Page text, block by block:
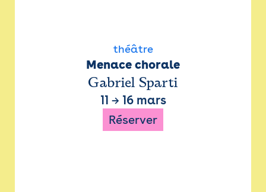
théâtre
Menace chorale
Gabriel Sparti
11 → 16 mars
Réserver